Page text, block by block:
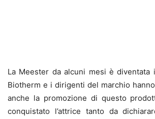
La Meester da alcuni mesi è
Biotherm e i dirigenti del marchio
anche la promozione di questo
conquistato l’attrice tanto da